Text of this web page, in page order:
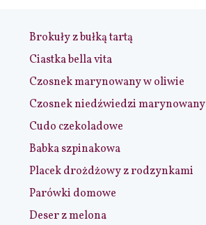
Brokuły z bułką tartą
Ciastka bella vita
Czosnek marynowany w oliwie
Czosnek niedźwiedzi marynowany
Cudo czekoladowe
Babka szpinakowa
Placek drożdżowy z rodzynkami
Parówki domowe
Deser z melona